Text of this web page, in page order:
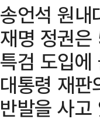
송언석 원
재명 정권
특검 도입
대통령 재
반발을 사고